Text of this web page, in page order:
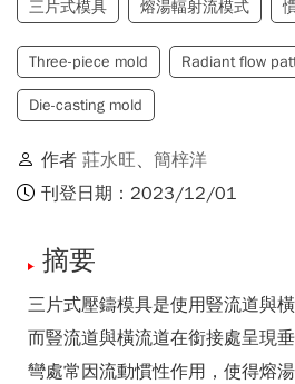
三片式模具 熔湯輻射流模式
Three-piece mold Radiant flow
Die-casting mold
作者 莊水旺、 簡梓洋
刊登日期：2023/12/01
摘要
三片式壓鑄模具是使用豎流道與
而豎流道與橫流道在銜接處呈現
彎處常因流動慣性作用，使得熔